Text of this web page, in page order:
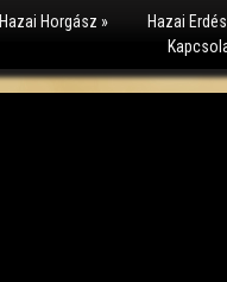
Hazai Horgász »
Hazai